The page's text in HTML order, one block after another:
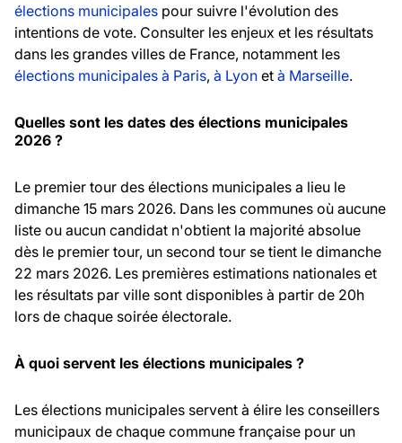
élections municipales pour suivre l'évolution des
intentions de vote. Consulter les enjeux et les résultats
dans les grandes villes de France, notamment les
élections municipales à Paris, à Lyon et à Marseille.
Quelles sont les dates des élections municipales
2026 ?
Le premier tour des élections municipales a lieu le
dimanche 15 mars 2026. Dans les communes où aucune
liste ou aucun candidat n'obtient la majorité absolue
dès le premier tour, un second tour se tient le dimanche
22 mars 2026. Les premières estimations nationales et
les résultats par ville sont disponibles à partir de 20h
lors de chaque soirée électorale.
À quoi servent les élections municipales ?
Les élections municipales servent à élire les conseillers
municipaux de chaque commune française pour un